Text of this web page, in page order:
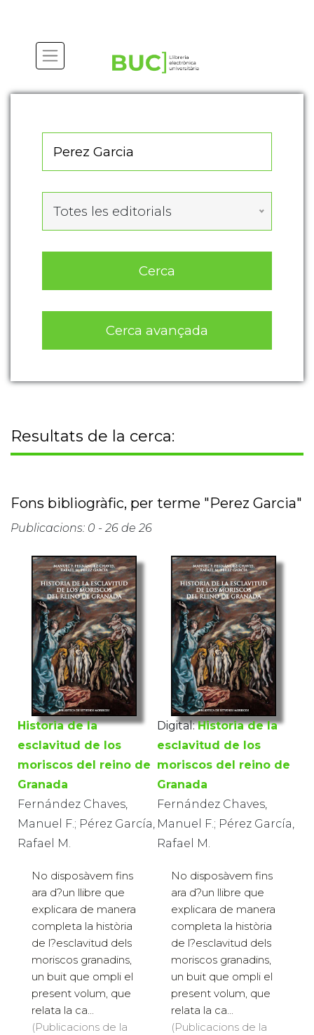
Totes les editorials
Cerca
Cerca avançada
Resultats de la cerca:
Fons bibliogràfic, per terme "Perez Garcia"
Publicacions: 0 - 26 de 26
Historia de la
esclavitud de los
moriscos del reino de
Granada
Fernández Chaves,
Manuel F.; Pérez García,
Rafael M.
No disposàvem fins
ara d?un llibre que
explicara de manera
completa la història
de l?esclavitud dels
moriscos granadins,
un buit que ompli el
present volum, que
relata la ca...
(Publicacions de la
Digital: Historia de la
esclavitud de los
moriscos del reino de
Granada
Fernández Chaves,
Manuel F.; Pérez García,
Rafael M.
No disposàvem fins
ara d?un llibre que
explicara de manera
completa la història
de l?esclavitud dels
moriscos granadins,
un buit que ompli el
present volum, que
relata la ca...
(Publicacions de la